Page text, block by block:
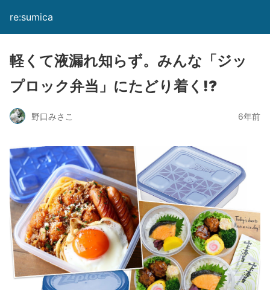
re:sumica
軽くて液漏れ知らず。みんな「ジッ
プロック弁当」にたどり着く!?
野口みさこ 6年前